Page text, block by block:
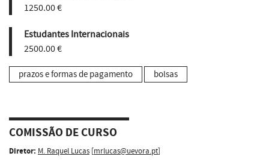
1250.00 €
Estudantes Internacionais
2500.00 €
prazos e formas de pagamento bolsas
COMISSÃO DE CURSO
Diretor: M. Raquel Lucas [mrlucas@uevora.pt]